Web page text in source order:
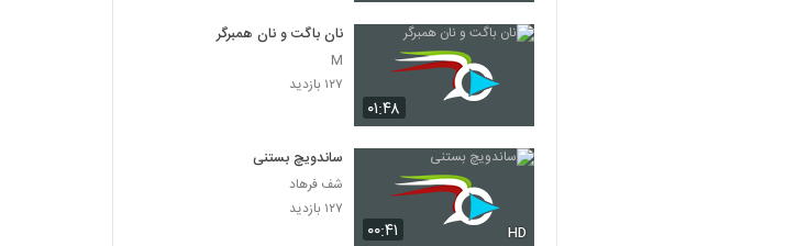
۰۱:۴۸
نان باگت و نان همبرگر
M
۱۲۷ بازدید
۰۰:۴۱ HD
ساندویچ بستنی
شف فرهاد
۱۲۷ بازدید